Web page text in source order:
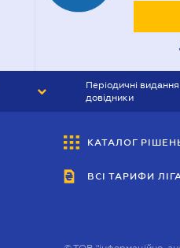
Періодичні
довідники
ВІСНИК МСФЗ
КАТАЛОГ
ВСІ ТАРИФИ